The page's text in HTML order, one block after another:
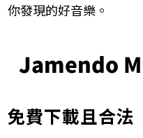
你發現的好音樂​。
Jamendo
免費下載且合法